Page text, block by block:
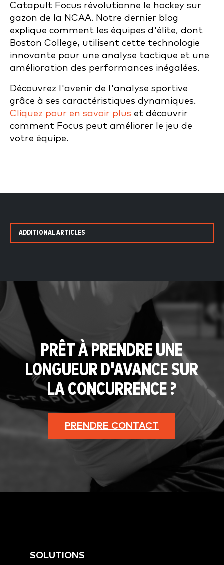
Catapult Focus révolutionne le hockey sur
gazon de la NCAA. Notre dernier blog
explique comment les équipes d'élite, dont
Boston College, utilisent cette technologie
innovante pour une analyse tactique et une
amélioration des performances inégalées.
Découvrez l'avenir de l'analyse sportive
grâce à ses caractéristiques dynamiques.
Cliquez pour en savoir plus et découvrir
comment Focus peut améliorer le jeu de
votre équipe.
ADDITIONAL ARTICLES
PRÊT À PRENDRE UNE
LONGUEUR D'AVANCE SUR
LA CONCURRENCE ?
PRENDRE CONTACT
SOLUTIONS